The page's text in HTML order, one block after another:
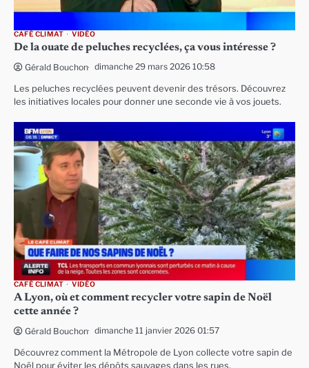
CAFÉ CLIMAT VIDÉO
De la ouate de peluches recyclées, ça vous intéresse ?
Gérald Bouchon dimanche 29 mars 2026 10:58
Les peluches recyclées peuvent devenir des trésors. Découvrez
les initiatives locales pour donner une seconde vie à vos jouets.
CAFÉ CLIMAT VIDÉO
A Lyon, où et comment recycler votre sapin de Noël
cette année ?
Gérald Bouchon dimanche 11 janvier 2026 01:57
Découvrez comment la Métropole de Lyon collecte votre sapin de
Noël pour éviter les dépôts sauvages dans les rues.